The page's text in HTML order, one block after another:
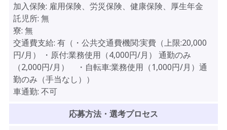
加入保険: 雇用保険、労災保険、健康保険、厚生年金
託児所: 無
寮: 無
交通費支給: 有（・公共交通費機関:実費（上限:20,000
円/月） ・原付:業務使用（4,000円/月） 通勤のみ
（2,000円/月） ・自転車:業務使用（1,000円/月）通
勤のみ（手当なし））
車通勤: 不可
応募方法・選考プロセス